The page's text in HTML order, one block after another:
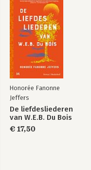
Honorée Fanonne
Jeffers
De liefdesliederen
van W.E.B. Du Bois
€ 17,50